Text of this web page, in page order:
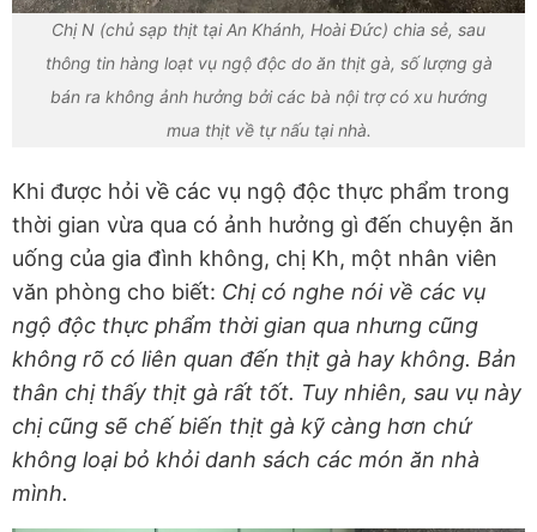
Chị N (chủ sạp thịt tại An Khánh, Hoài Đức) chia sẻ, sau
thông tin hàng loạt vụ ngộ độc do ăn thịt gà, số lượng gà
bán ra không ảnh hưởng bởi các bà nội trợ có xu hướng
mua thịt về tự nấu tại nhà.
Khi được hỏi về các vụ ngộ độc thực phẩm trong
thời gian vừa qua có ảnh hưởng gì đến chuyện ăn
uống của gia đình không, chị Kh, một nhân viên
văn phòng cho biết: Chị có nghe nói về các vụ
ngộ độc thực phẩm thời gian qua nhưng cũng
không rõ có liên quan đến thịt gà hay không. Bản
thân chị thấy thịt gà rất tốt. Tuy nhiên, sau vụ này
chị cũng sẽ chế biến thịt gà kỹ càng hơn chứ
không loại bỏ khỏi danh sách các món ăn nhà
mình.